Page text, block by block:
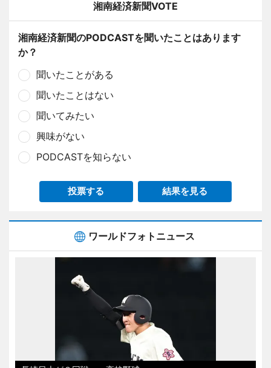
湘南経済新聞VOTE
湘南経済新聞のPODCASTを聞いたことはあります
か？
聞いたことがある
聞いたことはない
聞いてみたい
興味がない
PODCASTを知らない
投票する 結果を見る
ワールドフォトニュース